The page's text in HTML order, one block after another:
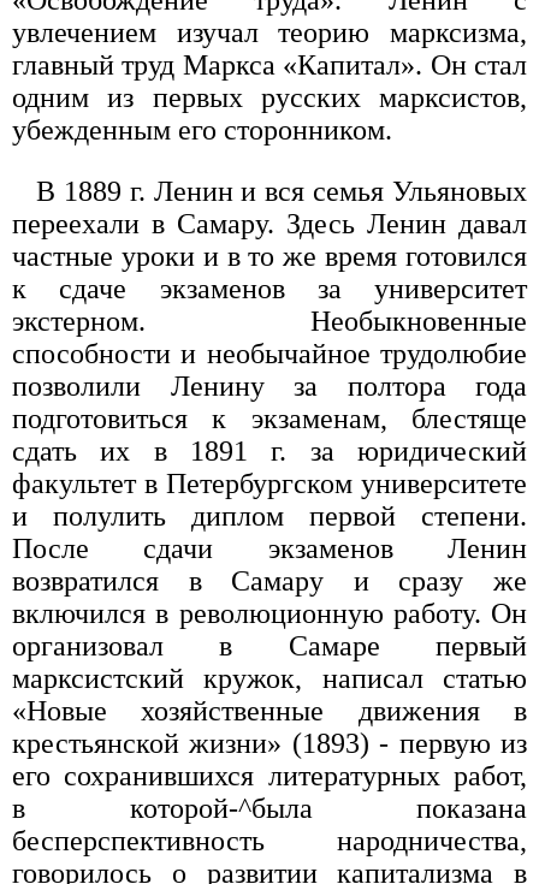
увлечением изучал теорию марксизма,
главный труд Маркса «Капитал». Он стал
одним из первых русских марксистов,
убежденным его сторонником.
В 1889 г. Ленин и вся семья Ульяновых
переехали в Самару. Здесь Ленин давал
частные уроки и в то же время готовился
к сдаче экзаменов за университет
экстерном. Необыкновенные
способности и необычайное трудолюбие
позволили Ленину за полтора года
подготовиться к экзаменам, блестяще
сдать их в 1891 г. за юридический
факультет в Петербургском университете
и полулить диплом первой степени.
После сдачи экзаменов Ленин
возвратился в Самару и сразу же
включился в революционную работу. Он
организовал в Самаре первый
марксистский кружок, написал статью
«Новые хозяйственные движения в
крестьянской жизни» (1893) - первую из
его сохранившихся литературных работ,
в которой-^была показана
бесперспективность народничества,
говорилось о развитии капитализма в